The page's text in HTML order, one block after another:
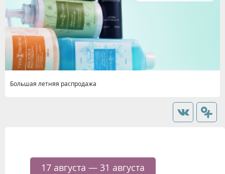
Большая летняя распродажа
17 августа — 31 августа